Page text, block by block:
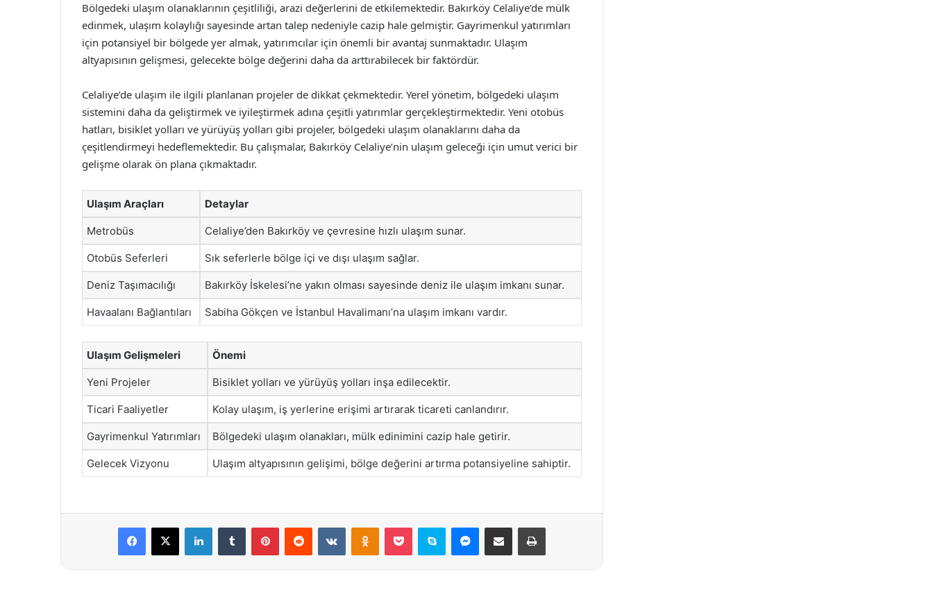
Bölgedeki ulaşım olanaklarının çeşitliliği, arazi değerlerini de etkilemektedir. Bakırköy Celaliye’de mülk
edinmek, ulaşım kolaylığı sayesinde artan talep nedeniyle cazip hale gelmiştir. Gayrimenkul yatırımları
için potansiyel bir bölgede yer almak, yatırımcılar için önemli bir avantaj sunmaktadır. Ulaşım
altyapısının gelişmesi, gelecekte bölge değerini daha da arttırabilecek bir faktördür.
Celaliye’de ulaşım ile ilgili planlanan projeler de dikkat çekmektedir. Yerel yönetim, bölgedeki ulaşım
sistemini daha da geliştirmek ve iyileştirmek adına çeşitli yatırımlar gerçekleştirmektedir. Yeni otobüs
hatları, bisiklet yolları ve yürüyüş yolları gibi projeler, bölgedeki ulaşım olanaklarını daha da
çeşitlendirmeyi hedeflemektedir. Bu çalışmalar, Bakırköy Celaliye’nin ulaşım geleceği için umut verici bir
gelişme olarak ön plana çıkmaktadır.
Ulaşım Araçları Detaylar
Metrobüs Celaliye’den Bakırköy ve çevresine hızlı ulaşım sunar.
Otobüs Seferleri Sık seferlerle bölge içi ve dışı ulaşım sağlar.
Deniz Taşımacılığı Bakırköy İskelesi’ne yakın olması sayesinde deniz ile ulaşım imkanı sunar.
Havaalanı Bağlantıları Sabiha Gökçen ve İstanbul Havalimanı’na ulaşım imkanı vardır.
Ulaşım Gelişmeleri Önemi
Yeni Projeler Bisiklet yolları ve yürüyüş yolları inşa edilecektir.
Ticari Faaliyetler Kolay ulaşım, iş yerlerine erişimi artırarak ticareti canlandırır.
Gayrimenkul Yatırımları Bölgedeki ulaşım olanakları, mülk edinimini cazip hale getirir.
Gelecek Vizyonu Ulaşım altyapısının gelişimi, bölge değerini artırma potansiyeline sahiptir.
Facebook
X LinkedInTumblr PinterestReddit VKontakteOdnoklassniki
Pocket Skype Messenger
E-Posta ile paylaş Yazdır